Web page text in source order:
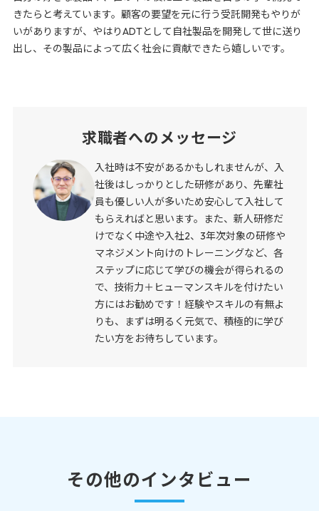
きたらと考えています。顧客の要望を元に行う受託開発もやりが
いがありますが、やはりADTとして自社製品を開発して世に送り
出し、その製品によって広く社会に貢献できたら嬉しいです。
求職者へのメッセージ
入社時は不安があるかもしれませんが、入
社後はしっかりとした研修があり、先輩社
員も優しい人が多いため安心して入社して
もらえればと思います。また、新人研修だ
けでなく中途や入社2、3年次対象の研修や
マネジメント向けのトレーニングなど、各
ステップに応じて学びの機会が得られるの
で、技術力＋ヒューマンスキルを付けたい
方にはお勧めです！経験やスキルの有無よ
りも、まずは明るく元気で、積極的に学び
たい方をお待ちしています。
その他のインタビュー